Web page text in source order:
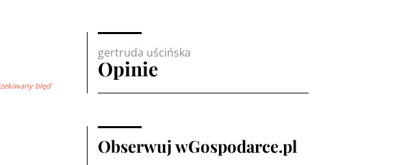
błęd
gertruda uścińska
Opinie
Obserwuj wGospodarce.pl